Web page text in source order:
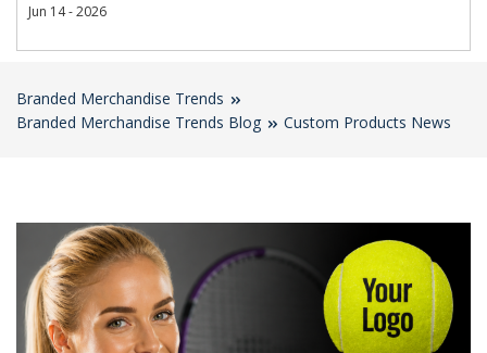
Jun 14 - 2026
Branded Merchandise Trends
Branded Merchandise Trends Blog
Custom Products News